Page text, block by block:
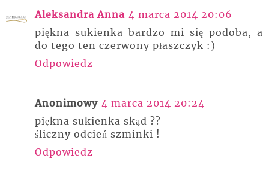
Aleksandra Anna 4 marca 2014 20:06
piękna sukienka bardzo mi się podoba, a
do tego ten czerwony płaszczyk :)
Odpowiedz
Anonimowy 4 marca 2014 20:24
piękna sukienka skąd ??
śliczny odcień szminki !
Odpowiedz